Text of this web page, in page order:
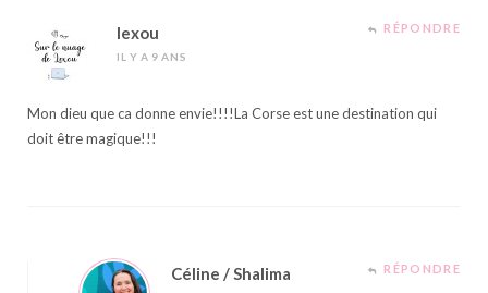
lexou
IL Y A 9 ANS
RÉPONDRE
Mon dieu que ca donne envie!!!!La Corse est une destination qui
doit être magique!!!
Céline / Shalima RÉPONDRE